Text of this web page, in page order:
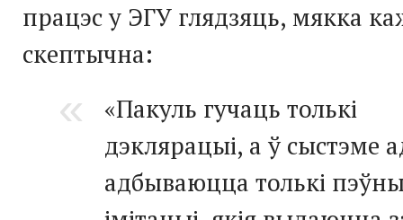
працэс у ЭГУ глядзяць, мякка
скептычна:
«Пакуль гучаць толькі
дэклярацыі, а ў сыстэме
адбываюцца толькі